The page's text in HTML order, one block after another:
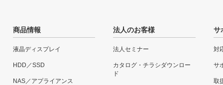
商品情報
液晶ディスプレイ
HDD／SSD
NAS／アプライアンス
法人のお客様
法人セミナー
カタログ・チラシダウンロー
ド
サ
対
サ
取